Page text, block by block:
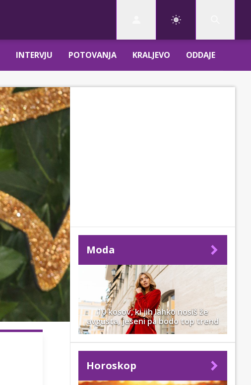
INTERVJU POTOVANJA KRALJEVO ODDAJE
Moda
10 kosov, ki jih lahko nosiš že
avgusta, jeseni pa bodo top trend
Horoskop